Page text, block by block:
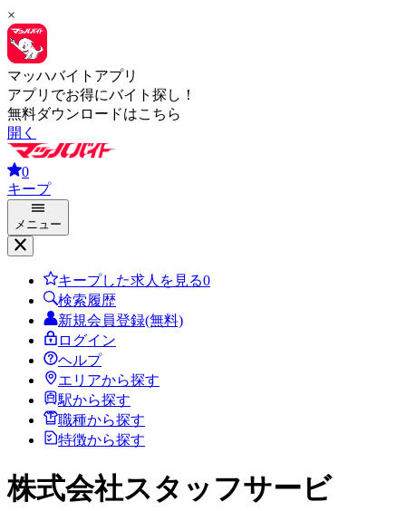
×
マッハバイトアプリ
アプリでお得にバイト探し！
無料ダウンロードはこちら
開く
0
キープ
メニュー
キープした求人を見る0
検索履歴
新規会員登録(無料)
ログイン
ヘルプ
エリアから探す
駅から探す
職種から探す
特徴から探す
株式会社スタッフサービ